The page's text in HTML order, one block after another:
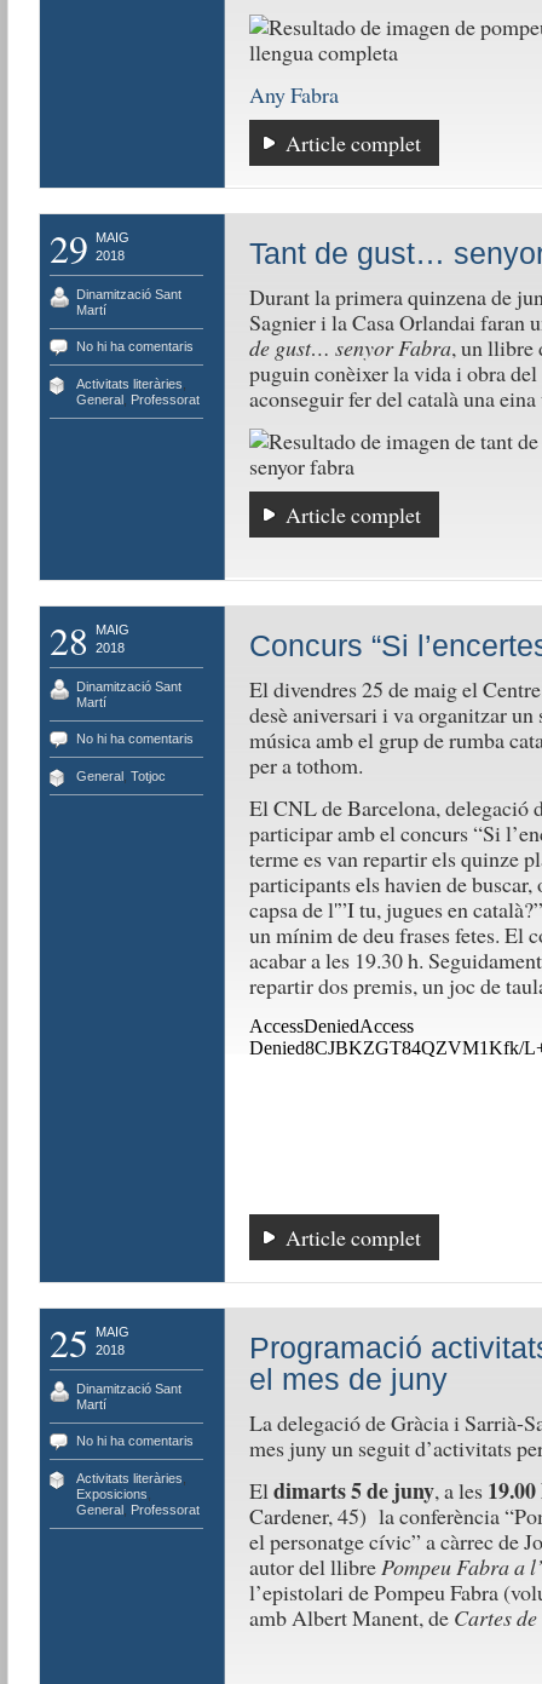
Any Fabra
Article complet
29
MAIG
2018
Dinamització Sant
Martí
No hi ha comentaris
Activitats literàries
General, Professorat
Tant de gust…
Durant la primera quinzena de
Sagnier i la Casa Orlandai faran
de gust… senyor Fabra, un llibre
puguin conèixer la vida i obra
aconseguir fer del català una
Article complet
28
MAIG
2018
Dinamització Sant
Martí
No hi ha comentaris
General, Totjoc
Concurs “Si
El divendres 25 de maig el
desè aniversari i va organitzar
música amb el grup de rumba
per a tothom.
El CNL de Barcelona, delegació
participar amb el concurs “Si
terme es van repartir els quinze
participants els havien de
capsa de l'”I tu, jugues en
un mínim de deu frases fetes. El
acabar a les 19.30 h.
repartir dos premis, un joc de
Article complet
25
MAIG
2018
Dinamització Sant
Martí
No hi ha comentaris
Activitats literàries
Exposicions
General, Professorat
Programació
el mes de juny
La delegació de Gràcia i Sarrià-
mes juny un seguit d’activitats
Eldimarts 5 de juny, a les 19.00
Cardener, 45) la conferència
el personatge cívic” a càrrec de
autor del llibrePompeu Fabra a
l’epistolari de Pompeu Fabra
amb Albert Manent, de Cartes